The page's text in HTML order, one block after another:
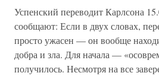
Успенский переводит Карлсона
сообщают: Если в двух словах,
просто ужасен — он вообще
добра и зла. Для начала —
получилось. Несмотря на все